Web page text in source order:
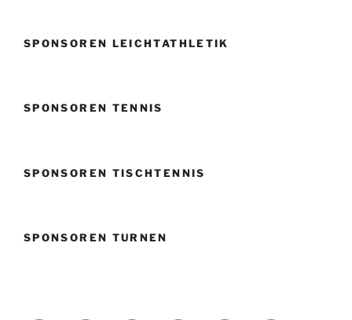
SPONSOREN LEICHTATHLETIK
SPONSOREN TENNIS
SPONSOREN TISCHTENNIS
SPONSOREN TURNEN